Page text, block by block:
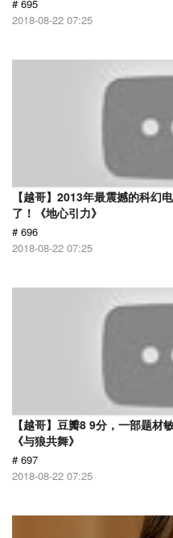
# 695
2018-08-22 07:25
【越哥】2013年最震撼的科幻
了！《地心引力》
# 696
2018-08-22 07:25
【越哥】豆瓣8 9分，一部题材
《与狼共舞》
# 697
2018-08-22 07:25